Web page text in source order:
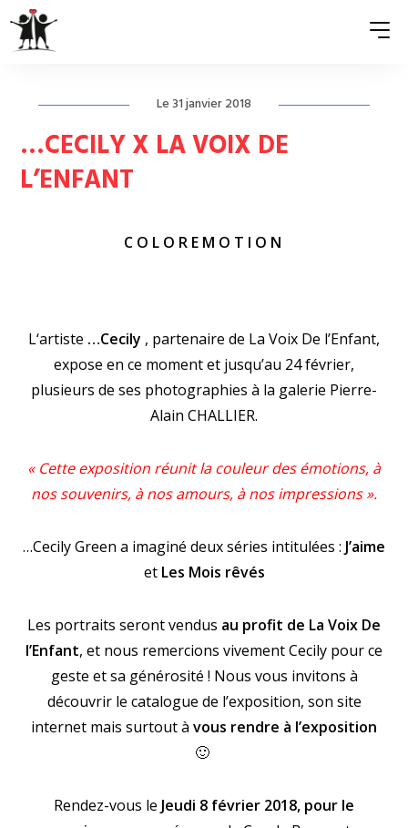
QUI SOMMES-NOUS ?
ASSOCIATIONS MEMBRES
S’ENGAGER
PRESSE
Le 31 janvier 2018
…CECILY X LA VOIX DE
L’ENFANT
C O L O R E M O T I O N
L‘artiste …Cecily , partenaire de La Voix De l’Enfant,
expose en ce moment et jusqu’au 24 février,
plusieurs de ses photographies à la galerie Pierre-
Alain CHALLIER.
« Cette exposition réunit la couleur des émotions, à
nos souvenirs, à nos amours, à nos impressions ».
…Cecily Green a imaginé deux séries intitulées : J’aime
et Les Mois rêvés
Les portraits seront vendus au profit de La Voix De
l’Enfant, et nous remercions vivementCecily pour ce
geste et sa générosité ! Nous vous invitons à
découvrir le catalogue de l’exposition, son site
internet mais surtout à vous rendre à l’exposition
🙂
Rendez-vous le Jeudi 8 février 2018, pour le